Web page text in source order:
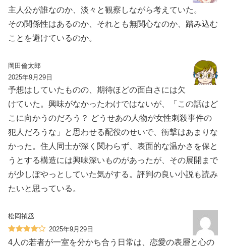
主人公が誰なのか、淡々と観察しながら考えていた。
その関係性はあるのか、それとも無関心なのか、踏み込む
ことを避けているのか。
岡田倫太郎
2025年9月29日
予想はしていたものの、期待ほどの面白さには欠
けていた。興味がなかったわけではないが、「この話はど
こに向かうのだろう？ どうせあの人物が女性刺殺事件の
犯人だろうな」と思わせる配役のせいで、衝撃はあまりな
かった。住人同士が深く関わらず、表面的な温かさを保と
うとする構造には興味深いものがあったが、その展開まで
が少しぼやっとしていた気がする。評判の良い小説も読み
たいと思っている。
松岡禎丞
2025年9月29日
4人の若者が一室を分かち合う日常は、恋愛の表層と心の